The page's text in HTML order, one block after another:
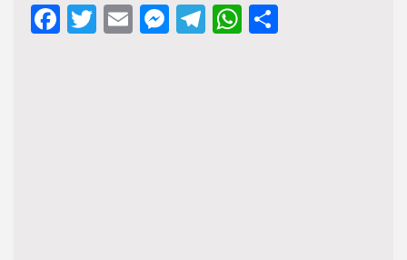
Facebook
Twitter
EmailMessenger
Telegram
WhatsApp